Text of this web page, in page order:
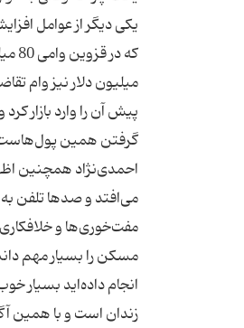
یكی دیگر از عوامل
میلیون دلار نیز وام
پیش آن را وارد بازار
گرفتن همین پول‌هاست
احمدی‌نژاد همچنین
می‌افتد و صدها تلفن
مفت‌خوری‌ها و
مسكن را بسیار مهم
انجام داده‌اید بسیار
زندان است و با همین